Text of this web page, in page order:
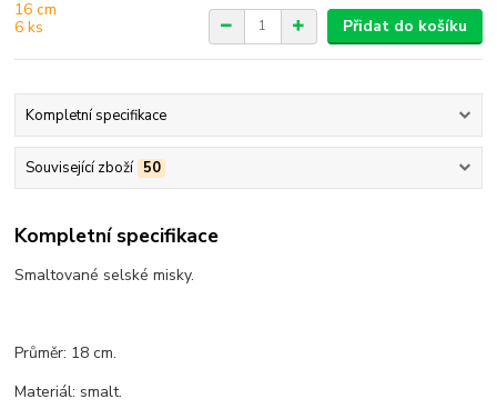
Přidat do košíku
Kompletní specifikace
Související zboží 50
Kompletní specifikace
Smaltované selské misky.
Průměr: 18 cm.
Materiál: smalt.